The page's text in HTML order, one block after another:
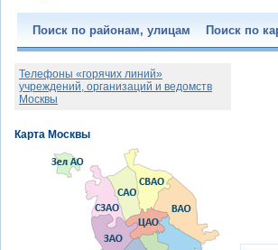
Поиск по районам, улицам Поиск по
Телефоны «горячих линий»
учреждений, организаций и ведомств
Москвы